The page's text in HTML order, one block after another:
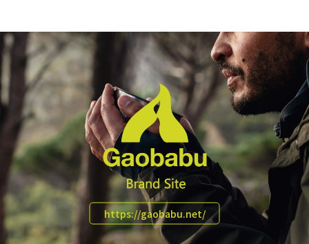
https://gaobabu.net/